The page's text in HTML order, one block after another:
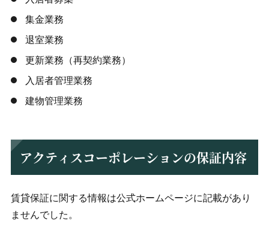
集金業務
退室業務
更新業務（再契約業務）
入居者管理業務
建物管理業務
アクティスコーポレーションの保証内容
賃貸保証に関する情報は公式ホームページに記載があり
ませんでした。